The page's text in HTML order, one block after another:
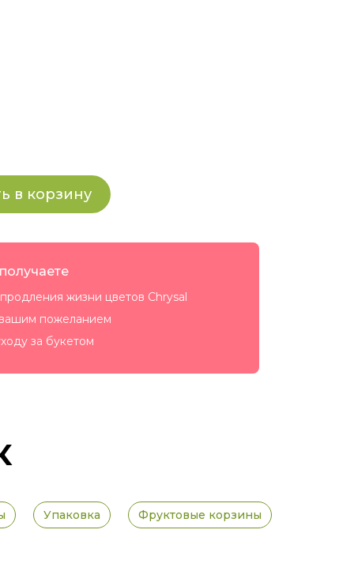
в корзину
жизни цветов Chrysal
пожеланием
за букетом
Упаковка Фруктовые корзины